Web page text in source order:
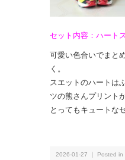
セット内容：ハート
可愛い色合いでまと
く。
スエットのハートは
ツの熊さんプリント
とってもキュートな
2026-01-27 ｜ Posted in